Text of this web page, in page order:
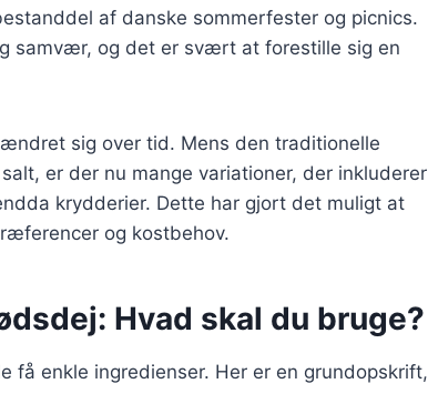
af danske sommerfester og picnics.
samvær, og det er svært at forestille sig en
sig over tid. Mens den traditionelle
er der nu mange variationer, der inkluderer
krydderier. Dette har gjort det muligt at
og kostbehov.
Hvad skal du bruge?
få enkle ingredienser. Her er en grundopskrift,